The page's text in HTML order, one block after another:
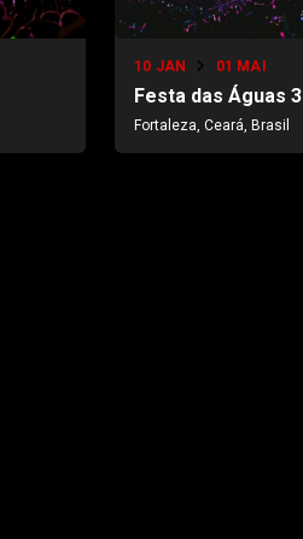
10 JAN 01 MAI
Festa das Águas 3
Fortaleza, Ceará, Brasil